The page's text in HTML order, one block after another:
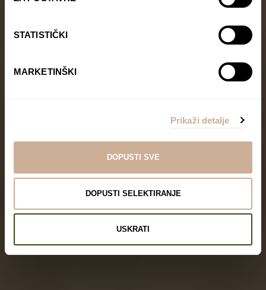
STATISTIČKI
MARKETINŠKI
Prikaži detalje
DOPUSTI SVE
DOPUSTI SELEKTIRANJE
USKRATI